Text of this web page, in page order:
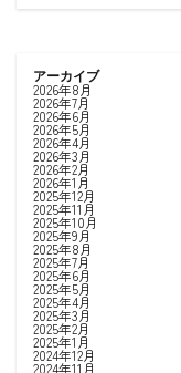
アーカイブ
2026年8月
2026年7月
2026年6月
2026年5月
2026年4月
2026年3月
2026年2月
2026年1月
2025年12月
2025年11月
2025年10月
2025年9月
2025年8月
2025年7月
2025年6月
2025年5月
2025年4月
2025年3月
2025年2月
2025年1月
2024年12月
2024年11月